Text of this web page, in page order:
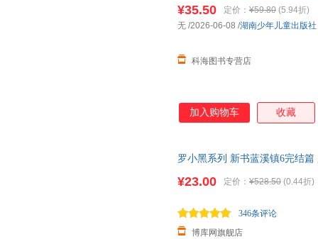
¥35.50 定价： ¥59.80 (5.94折)
科海图书专营店
无 /2026-06-08 /湖南少年儿童出版社
加入购物车 收藏
罗小黑系列 新书蓝溪镇6完结篇
¥23.00 定价： ¥528.50 (0.44折)
博库网旗舰店
346条评论